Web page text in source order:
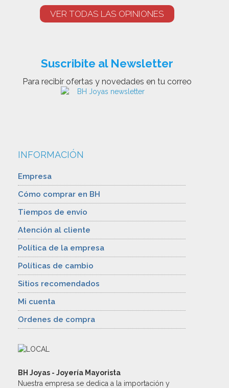
VER TODAS LAS OPINIONES
Suscribite al Newsletter
Para recibir ofertas y novedades en tu correo
INFORMACIÓN
Empresa
Cómo comprar en BH
Tiempos de envío
Atención al cliente
Política de la empresa
Políticas de cambio
Sitios recomendados
Mi cuenta
Ordenes de compra
BH Joyas - Joyería Mayorista
Nuestra empresa se dedica a la importación y